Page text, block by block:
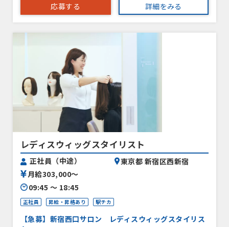
応募する 詳細をみる
レディスウィッグスタイリスト
正社員（中途）
月給303,000〜
09:45 〜 18:45
東京都 新宿区西新宿
正社員 昇給・昇格あり 駅チカ
【急募】新宿西口サロン レディスウィッグスタイリス